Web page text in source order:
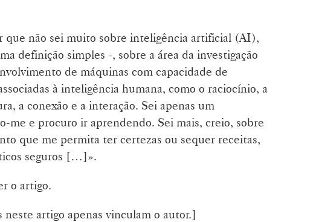
que não sei muito sobre inteligência artificial (AI),
definição simples -, sobre a área da investigação
de máquinas com capacidade de
à inteligência humana, como o raciocínio, a
a conexão e a interação. Sei apenas um
me e procuro ir aprendendo. Sei mais, creio, sobre
que me permita ter certezas ou sequer receitas,
seguros […]».
o artigo.
neste artigo apenas vinculam o autor.]